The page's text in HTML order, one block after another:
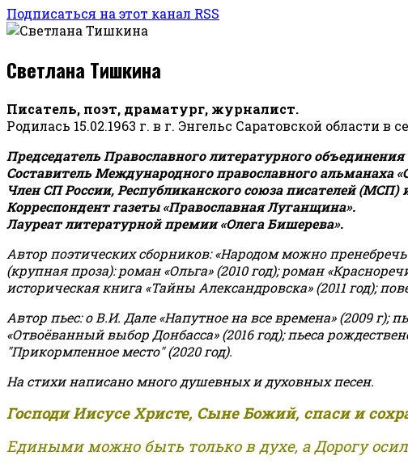
Подписаться на этот канал RSS
Светлана Тишкина
Писатель, поэт, драматург, журналист.
Родилась 15.02.1963 г. в г. Энгельс Саратовской области
Председатель Православного литературного
Составитель Международного православного альманаха
Член СП России, Республиканского союза писателей
Корреспондент газеты «Православная Луганщина».
Лауреат литературной премии «Олега Бишерева».
Автор поэтических сборников: «Народом можно
(крупная проза): роман «Ольга» (2010 год); роман
историческая книга «Тайны Александровска» (2011 год);
Автор пьес: о В.И. Дале «Напутное на все времена» (2009 г);
«Отвоёванный выбор Донбасса» (2016 год); пьеса
"Прикормленное место" (2020 год).
На стихи написано много душевных и духовных песен.
Господи Иисусе Христе, Сыне Божий, спаси и
Едиными можно быть только в духе, а Дорогу